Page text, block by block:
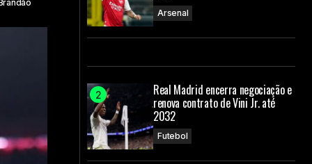
Arsenal
Real Madrid encerra negociação e
renova contrato de Vini Jr. até
2032
Futebol